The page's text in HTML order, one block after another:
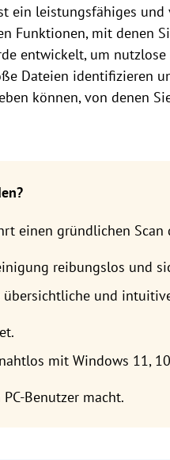
ein leistungsfähiges und
Funktionen, mit denen
entwickelt, um
Dateien identifizieren
können, von denen
einen gründlichen
reibungslos und
übersichtliche und
mit Windows 11,
Benutzer macht.